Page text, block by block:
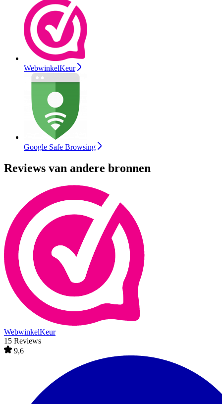
WebwinkelKeur
Google Safe Browsing
Reviews van andere bronnen
WebwinkelKeur
15 Reviews
9,6